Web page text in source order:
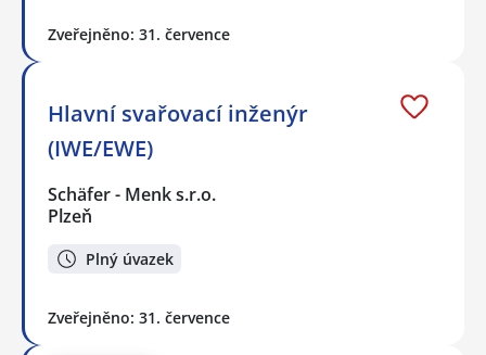
Zveřejněno: 31. července
Hlavní svařovací inženýr
(IWE/EWE)
Schäfer - Menk s.r.o.
Plzeň
Plný úvazek
Zveřejněno: 31. července